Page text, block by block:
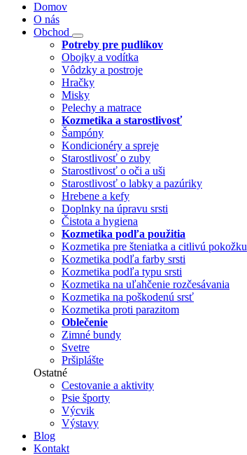
Domov
O nás
Obchod
Potreby pre pudlíkov
Obojky a vodítka
Vôdzky a postroje
Hračky
Misky
Pelechy a matrace
Kozmetika a starostlivosť
Šampóny
Kondicionéry a spreje
Starostlivosť o zuby
Starostlivosť o oči a uši
Starostlivosť o labky a pazúriky
Hrebene a kefy
Doplnky na úpravu srsti
Čistota a hygiena
Kozmetika podľa použitia
Kozmetika pre šteniatka a citlivú pokožku
Kozmetika podľa farby srsti
Kozmetika podľa typu srsti
Kozmetika na uľahčenie rozčesávania
Kozmetika na poškodenú srsť
Kozmetika proti parazitom
Oblečenie
Zimné bundy
Svetre
Pršiplášte
Ostatné
Cestovanie a aktivity
Psie športy
Výcvik
Výstavy
Blog
Kontakt